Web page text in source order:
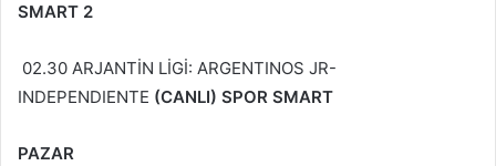
SMART 2
02.30 ARJANTİN LİGİ: ARGENTINOS JR-
INDEPENDIENTE (CANLI) SPOR SMART
PAZAR